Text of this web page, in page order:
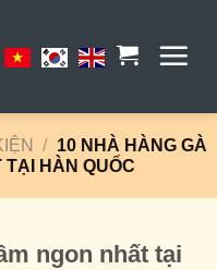
/ 10 NHÀ HÀNG GÀ
HÀN QUỐC
ngon nhất tại